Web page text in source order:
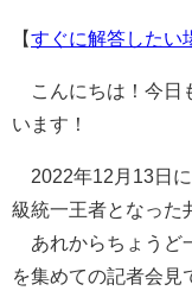
【すぐに解答したい
こんにちは！今日
います！
2022年12月13日に
級統一王者となった
あれからちょうど
を集めての記者会見